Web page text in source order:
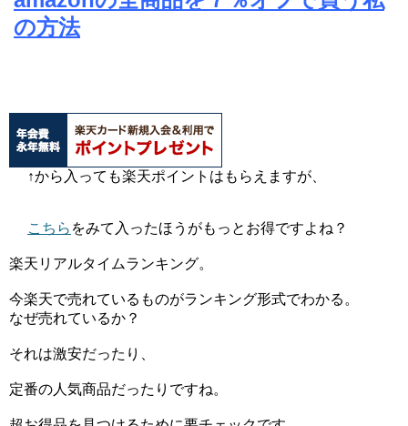
の方法
↑から入っても楽天ポイントはもらえますが、
こちら をみて入ったほうがもっとお得ですよね？
楽天リアルタイムランキング。
今楽天で売れているものがランキング形式でわかる。
なぜ売れているか？
それは激安だったり、
定番の人気商品だったりですね。